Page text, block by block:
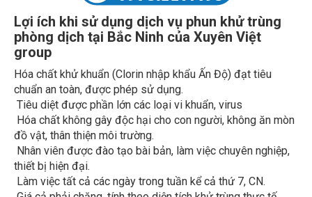
Lợi ích khi sử dụng dịch vụ phun khử trùng
phòng dịch tại Bắc Ninh của Xuyên Việt
group
Hóa chất khử khuẩn (Clorin nhập khẩu Ấn Độ) đạt tiêu
chuẩn an toàn, được phép sử dụng.
Tiêu diệt được phần lớn các loại vi khuẩn, virus
Hóa chất không gây độc hại cho con người, không ăn mòn
đồ vật, thân thiện môi trường.
Nhân viên được đào tạo bài bản, làm việc chuyên nghiệp,
thiết bị hiện đại.
Làm việc tất cả các ngày trong tuần kể cả thứ 7, CN.
Giá cả phải chăng, tính theo diện tích khử trùng thực tế.